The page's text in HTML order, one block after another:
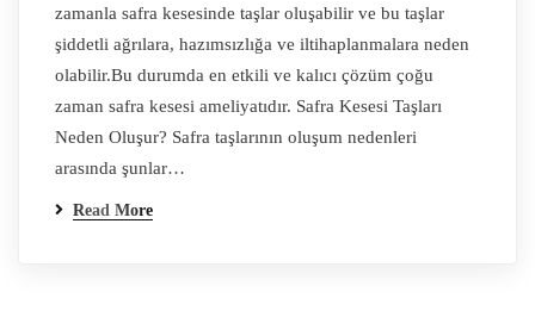
zamanla safra kesesinde taşlar oluşabilir ve bu taşlar
şiddetli ağrılara, hazımsızlığa ve iltihaplanmalara neden
olabilir.Bu durumda en etkili ve kalıcı çözüm çoğu
zaman safra kesesi ameliyatıdır. Safra Kesesi Taşları
Neden Oluşur? Safra taşlarının oluşum nedenleri
arasında şunlar…
Read More